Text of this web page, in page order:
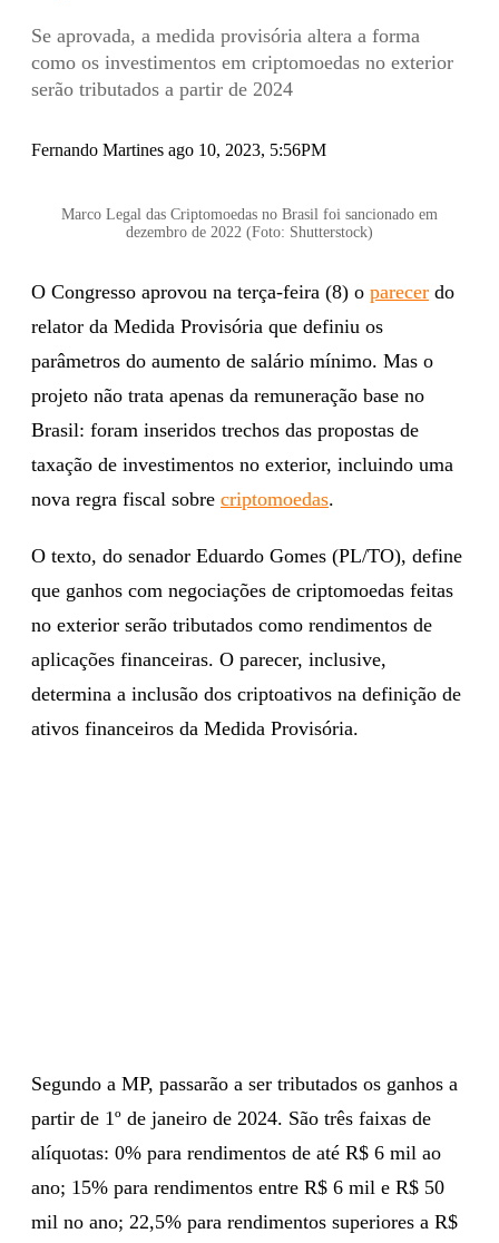
Se aprovada, a medida provisória altera a forma
como os investimentos em criptomoedas no exterior
serão tributados a partir de 2024
Fernando Martines ago 10, 2023, 5:56PM
Marco Legal das Criptomoedas no Brasil foi sancionado em
dezembro de 2022 (Foto: Shutterstock)
O Congresso aprovou na terça-feira (8) o parecer do
relator da Medida Provisória que definiu os
parâmetros do aumento de salário mínimo. Mas o
projeto não trata apenas da remuneração base no
Brasil: foram inseridos trechos das propostas de
taxação de investimentos no exterior, incluindo uma
nova regra fiscal sobre criptomoedas.
O texto, do senador Eduardo Gomes (PL/TO), define
que ganhos com negociações de criptomoedas feitas
no exterior serão tributados como rendimentos de
aplicações financeiras. O parecer, inclusive,
determina a inclusão dos criptoativos na definição de
ativos financeiros da Medida Provisória.
Segundo a MP, passarão a ser tributados os ganhos a
partir de 1º de janeiro de 2024. São três faixas de
alíquotas: 0% para rendimentos de até R$ 6 mil ao
ano; 15% para rendimentos entre R$ 6 mil e R$ 50
mil no ano; 22,5% para rendimentos superiores a R$